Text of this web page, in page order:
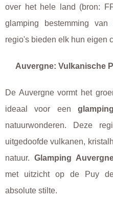
over het hele land (bron:
glamping bestemming
regio's bieden elk hun eigen
Auvergne: Vulkanische
De Auvergne vormt het
ideaal voor een
natuurwonderen. Deze
uitgedoofde vulkanen,
natuur.Glamping
met uitzicht op de Puy
absolute stilte.